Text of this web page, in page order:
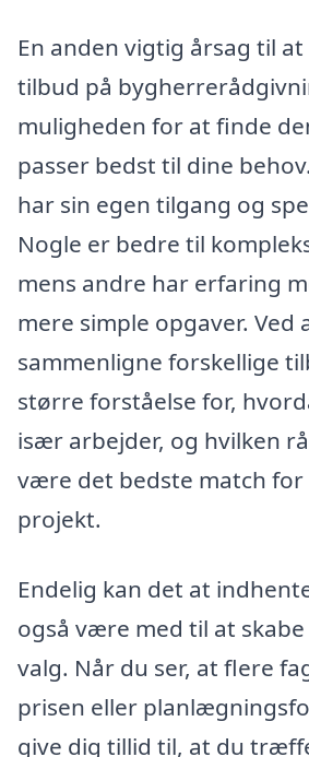
En anden vigtig årsag til
tilbud på
muligheden for at finde
passer bedst til dine
har sin egen tilgang og
Nogle er bedre til
mens andre har erfaring
mere simple opgaver. Ved
sammenligne forskellige
større forståelse for,
især arbejder, og hvilken
være det bedste match for
projekt.
Endelig kan det at
også være med til at
valg. Når du ser, at flere
prisen eller
give dig tillid til, at du